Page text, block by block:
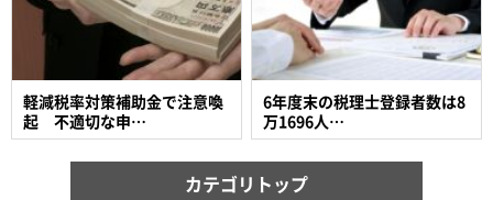
6年度末の税理士登録者数は8
万1696人…
軽減税率対策補助金で注意喚
起 不適切な申…
カテゴリトップ